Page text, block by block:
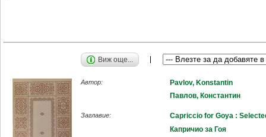
Виж още...
Автор:
Pavlov, Konstantin
Павлов, Константин
Заглавие:
Capriccio for Goya :
Капричио за Гоя